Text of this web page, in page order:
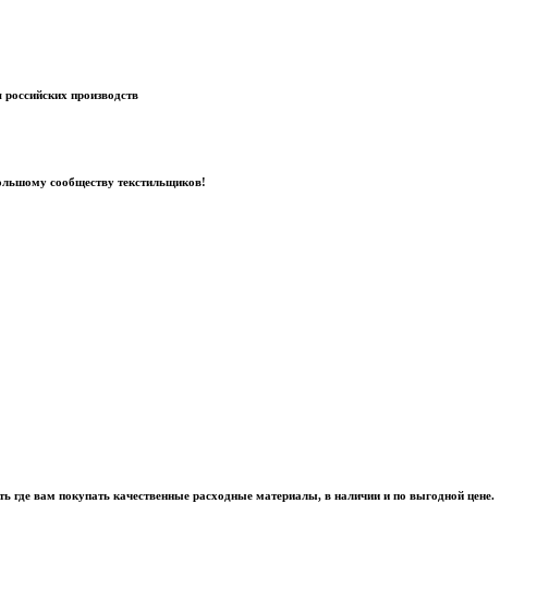
производств
сообществу текстильщиков!
вам покупать качественные расходные материалы, в наличии и по выгодной цене.